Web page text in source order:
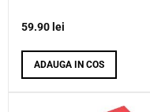
59.90 lei
ADAUGA IN COS